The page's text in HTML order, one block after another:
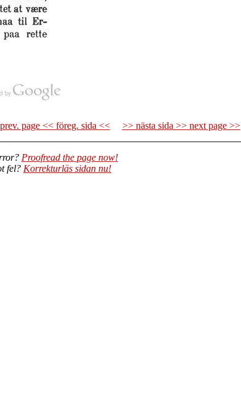
page << föreg. sida << >> nästa sida >> next page >>
Proofread the page now!
fel? Korrekturläs sidan nu!